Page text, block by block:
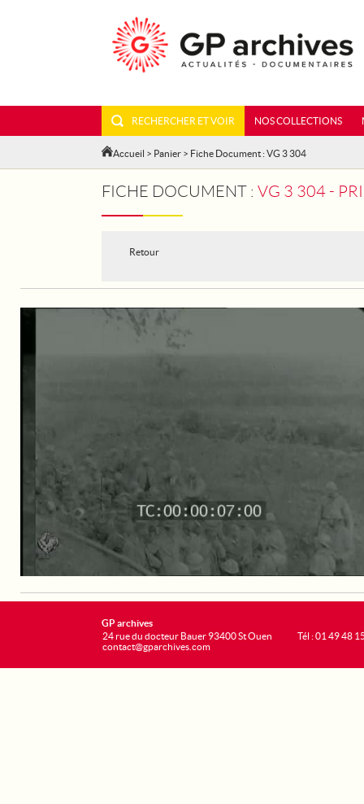
RECHERCHER ET VOIR NOS COLLECTIONS
Accueil > Panier > Fiche Document : VG 3 304
FICHE DOCUMENT : VG 3 304 -
Retour
GP archives
24 rue du docteur Bauer 93400 St Ouen
contact@gparchives.com
Tél : 01 49 48